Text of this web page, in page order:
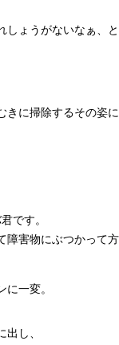
しょうがないなぁ、と
に掃除するその姿
です。
害物にぶつかって方
一変。
し、